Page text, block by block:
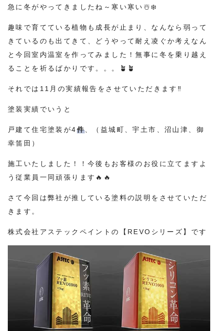
急に冬がやってきましたね～寒い寒い☃️❄️
趣味で育てている植物も成長が止まり、なんなら弱って
きているのも出てきて、どうやって耐え凌ぐか考えなん
と今回室内温室を作ってみました！無事に冬を乗り越え
ることを祈るばかりです。。。🪴🪴
それでは11月の実績報告をさせていただきます‼️
塗装実績でいうと
戸建て住宅塗装が4件 、（益城町、宇土市、沼山津、御
幸笛田）
施工いたしました！！今後もお客様のお役に立てますよ
う従業員一同頑張ります🔥🔥
さて今回は弊社が推している塗料の説明をさせていただ
きます。
株式会社アステックペイントの【REVOシリーズ】です